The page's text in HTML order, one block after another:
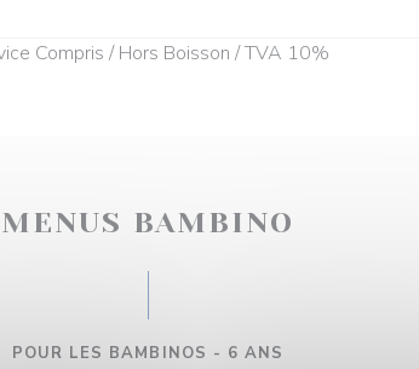
Compris / Hors Boisson / TVA 10%
MENUS BAMBINO
POUR LES BAMBINOS - 6 ANS